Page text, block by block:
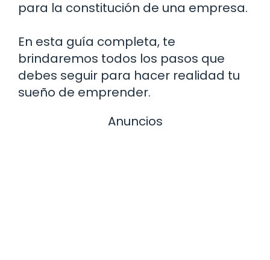
para la constitución de una empresa.
En esta guía completa, te
brindaremos todos los pasos que
debes seguir para hacer realidad tu
sueño de emprender.
Anuncios